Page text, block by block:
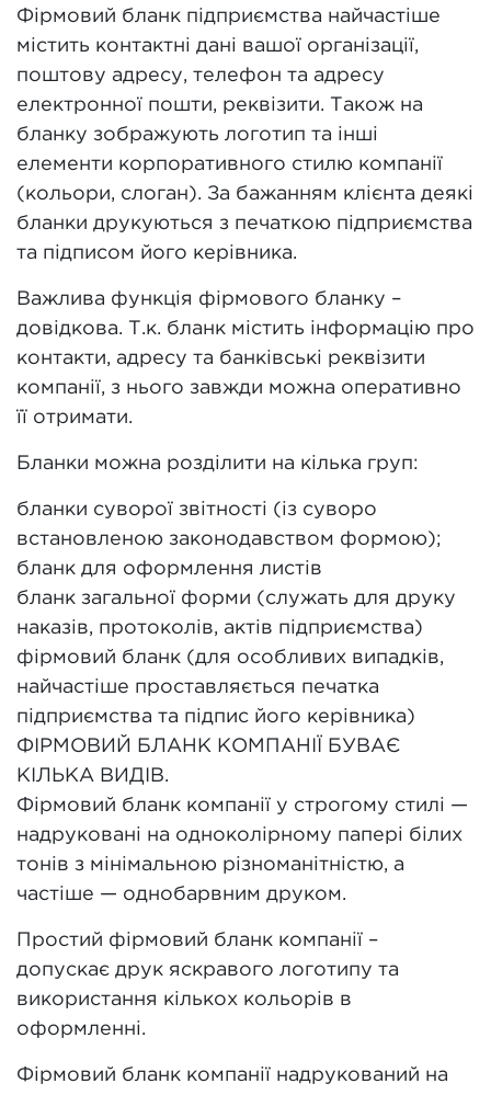
Фірмовий бланк підприємства найчастіше
містить контактні дані вашої організації,
поштову адресу, телефон та адресу
електронної пошти, реквізити. Також на
бланку зображують логотип та інші
елементи корпоративного стилю компанії
(кольори, слоган). За бажанням клієнта деякі
бланки друкуються з печаткою підприємства
та підписом його керівника.
Важлива функція фірмового бланку –
довідкова. Т.к. бланк містить інформацію про
контакти, адресу та банківські реквізити
компанії, з нього завжди можна оперативно
її отримати.
Бланки можна розділити на кілька груп:
бланки суворої звітності (із суворо
встановленою законодавством формою);
бланк для оформлення листів
бланк загальної форми (служать для друку
наказів, протоколів, актів підприємства)
фірмовий бланк (для особливих випадків,
найчастіше проставляється печатка
підприємства та підпис його керівника)
ФІРМОВИЙ БЛАНК КОМПАНІЇ БУВАЄ
КІЛЬКА ВИДІВ.
Фірмовий бланк компанії у строгому стилі —
надруковані на одноколірному папері білих
тонів з мінімальною різноманітністю, а
частіше — однобарвним друком.
Простий фірмовий бланк компанії –
допускає друк яскравого логотипу та
використання кількох кольорів в
оформленні.
Фірмовий бланк компанії надрукований на